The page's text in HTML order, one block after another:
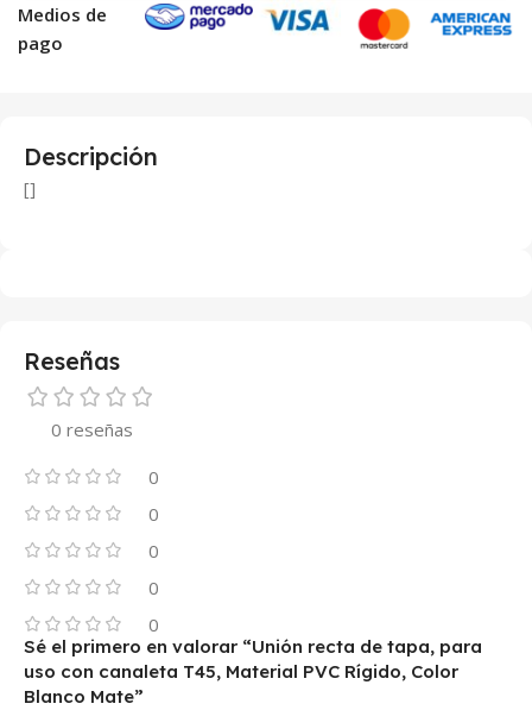
Medios de
pago
Descripción
[]
Reseñas
0 reseñas
0
0
0
0
0
Sé el primero en valorar “Unión recta de tapa, para
uso con canaleta T45, Material PVC Rígido, Color
Blanco Mate”